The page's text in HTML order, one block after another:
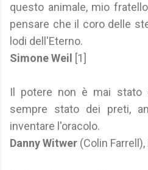
questo animale, mio
pensare che il coro delle
lodi dell'Eterno.
Simone Weil
[1]
Il potere non è mai stato
sempre stato dei preti,
inventare l'oracolo.
Danny Witwer (Colin